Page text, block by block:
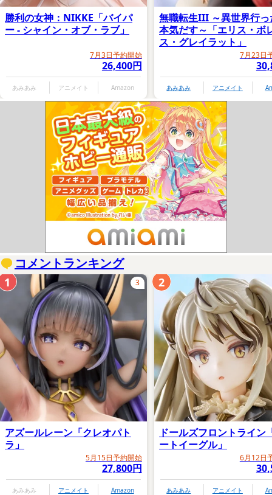
勝利の女神：NIKKE「バイパ
ー - シャイン・オブ・ラブ」
7月3日予約開始
26,400円
あみあみ アニメイト Amazon
無職転生III ～異世界行っ
本気だす～「エリス・ボ
ス・グレイラット」
7月23日
あみあみ アニメイト
コメントランキング
アズールレーン「クレオパト
ラ」
5月15日予約開始
27,800円
あみあみ アニメイト Amazon
3
1
ドールズフロントライン
ートイーグル」
6月12日
あみあみ アニメイト
2